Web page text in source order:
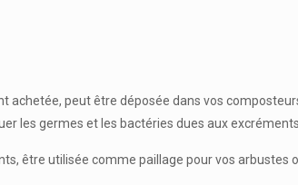
achetée, peut être déposée dans vos
les germes et les bactéries dues aux excréments.
être utilisée comme paillage pour vos arbustes